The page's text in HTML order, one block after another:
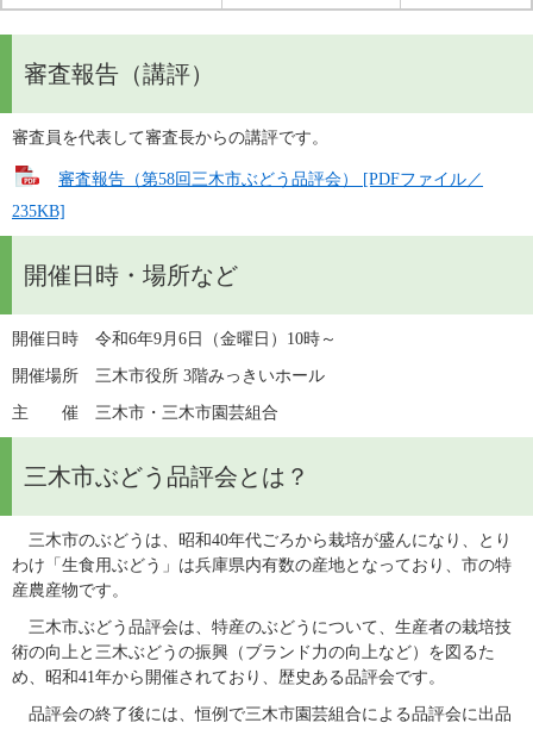
審査報告（講評）
審査員を代表して審査長からの講評です。
審査報告（第58回三木市ぶどう品評会） [PDFファイル／
235KB]
開催日時・場所など
開催日時　令和6年9月6日（金曜日）10時～
開催場所　三木市役所 3階みっきいホール
主　　催　三木市・三木市園芸組合
三木市ぶどう品評会とは？
三木市のぶどうは、昭和40年代ごろから栽培が盛んになり、とり
わけ「生食用ぶどう」は兵庫県内有数の産地となっており、市の特
産農産物です。​
三木市ぶどう品評会は、特産のぶどうについて、生産者の栽培技
術の向上と三木ぶどうの振興（ブランド力の向上など）を図るた
め、昭和41年から開催されており、歴史ある品評会です。
品評会の終了後には、恒例で三木市園芸組合による品評会に出品